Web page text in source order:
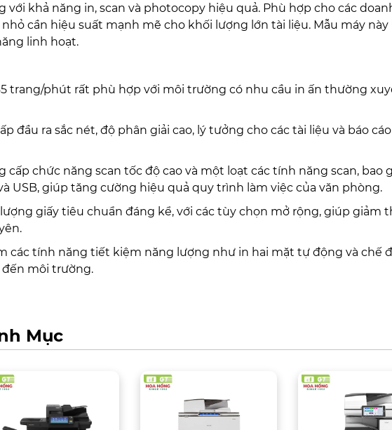
với khả năng in, scan và photocopy hiệu quả. Phù hợp cho các
cần hiệu suất mạnh mẽ cho khối lượng lớn tài liệu. Mẫu máy này
linh hoạt.
trang/phút rất phù hợp với môi trường có nhu cầu in ấn thường
đầu ra sắc nét, độ phân giải cao, lý tưởng cho các tài liệu và báo cáo
cấp chức năng scan tốc độ cao và một loạt các tính năng scan, bao
USB, giúp tăng cường hiệu quả quy trình làm việc của văn phòng.
giấy tiêu chuẩn đáng kể, với các tùy chọn mở rộng, giúp giảm
các tính năng tiết kiệm năng lượng như in hai mặt tự động và chế
môi trường.
Mục